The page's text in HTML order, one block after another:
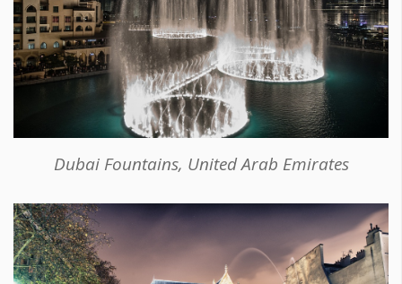
Dubai Fountains, United Arab Emirates